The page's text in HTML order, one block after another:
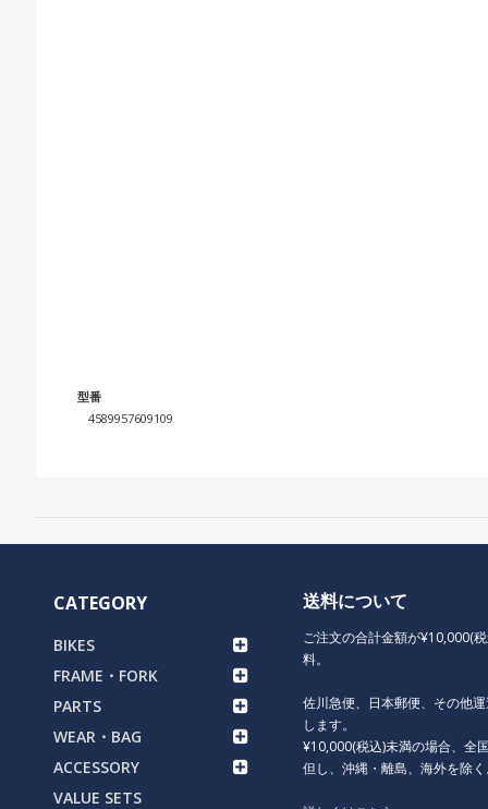
型番
4589957609109
CATEGORY
BIKES
FRAME・FORK
PARTS
WEAR・BAG
ACCESSORY
VALUE SETS
送料について
ご注文の合計金額が¥10,000(
料。
佐川急便、日本郵便、その他
します。
¥10,000(税込)未満の場合、全
但し、沖縄・離島、海外を除